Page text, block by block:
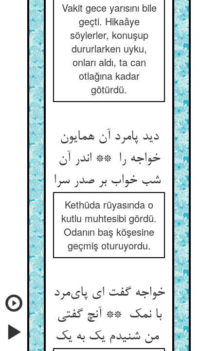
Vakit gece yarısını bile
geçti. Hikaâye
söylerler, konuşup
dururlarken uyku,
onları aldı, ta can
otlağına kadar
götürdü.
دید پامرد آن همایون
خواجه را ** اندر آن
شب خواب بر صدر سرا
Kethüda rüyasında o
kutlu muhtesibi gördü.
Odanın baş köşesine
geçmiş oturuyordu.
خواجه گفت ای پای‌مرد
با نمک ** آنچ گفتی
من شنیدم یک به یک